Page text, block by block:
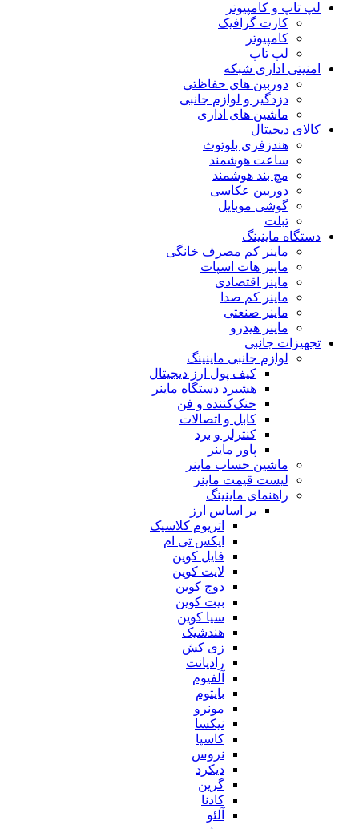
لپ تاپ و کامپیوتر
کارت گرافیک
کامپیوتر
لپ تاپ
امنیتی اداری شبکه
دوربین های حفاظتی
دزدگیر و لوازم جانبی
ماشین های اداری
کالای دیجیتال
هندزفری بلوتوث
ساعت هوشمند
مچ بند هوشمند
دوربین عکاسی
گوشی موبایل
تبلت
دستگاه ماینینگ
ماینر کم مصرف خانگی
ماینر هات اسپات
ماینر اقتصادی
ماینر کم‌ صدا
ماینر صنعتی
ماینر هیدرو
تجهیزات جانبی
لوازم جانبی ماینینگ
کیف پول ارز دیجیتال
هشبرد دستگاه ماینر
خنک‌کننده و فن
کابل و اتصالات
کنترلر و برد
پاور ماینر
ماشین حساب ماینر
لیست قیمت ماینر
راهنمای ماینینگ
بر اساس ارز
اتریوم کلاسیک
ایکس تی ام
فایل کوین
لایت کوین
دوج کوین
بیت کوین
سیا کوین
هندشیک
زی کش
رادیانت
آلفیوم
بایتوم
مونرو
نیکسا
کاسپا
نروس
دیکرد
گرین
کادنا
آلئو